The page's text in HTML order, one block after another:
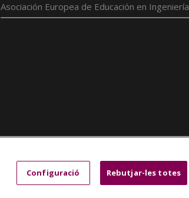
Asociación Europea de Educación en Ingeniería
Configuració Rebutjar-les totes